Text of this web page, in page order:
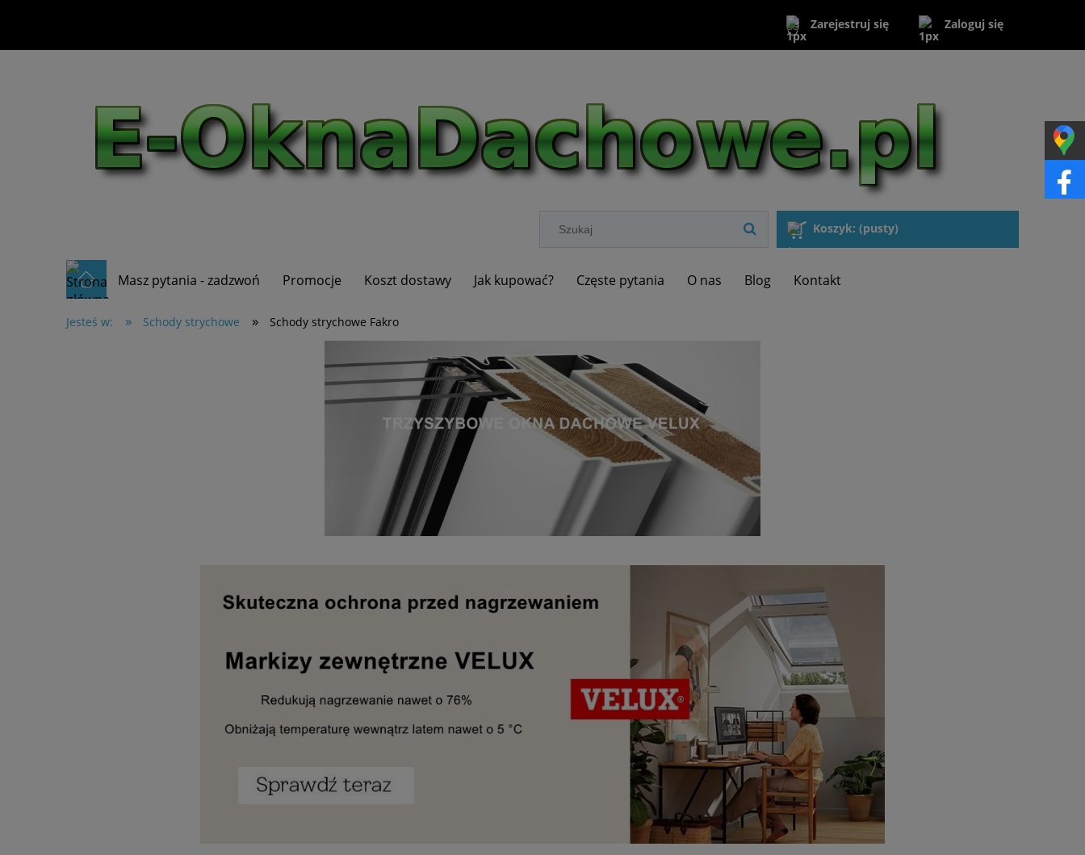
Zarejestruj się Zaloguj się
Koszyk: (pusty)
Masz pytania - zadzwoń Promocje Koszt dostawy Jak kupować? Częste pytania O nas Blog Kontakt
Jesteś w: » Schody strychowe » Schody strychowe Fakro